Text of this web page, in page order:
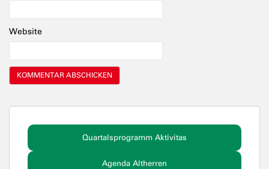
Website
Quartalsprogramm Aktivitas
Agenda Altherren